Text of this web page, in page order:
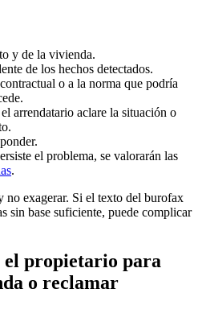
y de la vivienda.
de los hechos detectados.
o a la norma que podría
arrendatario aclare la situación o
el problema, se valorarán las
.
no exagerar. Si el texto del burofax
sin base suficiente, puede complicar
el propietario para
o reclamar